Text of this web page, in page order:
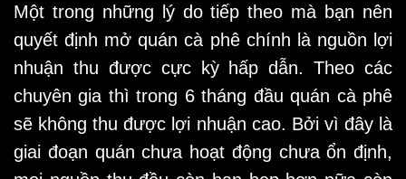
Một trong những lý do tiếp theo mà bạn nên
quyết định mởquán cà phêchính là nguồn lợi
nhuận thu được cực kỳ hấp dẫn. Theo các
chuyên gia thì trong 6 tháng đầu quán cà phê
sẽ không thu được lợi nhuận cao. Bởi vì đây là
giai đoạn quán chưa hoạt động chưa ổn định,